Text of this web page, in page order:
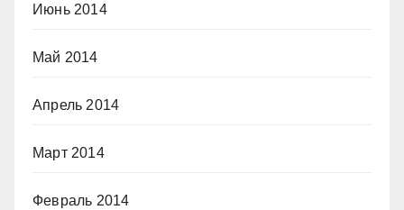
Июнь 2014
Май 2014
Апрель 2014
Март 2014
Февраль 2014